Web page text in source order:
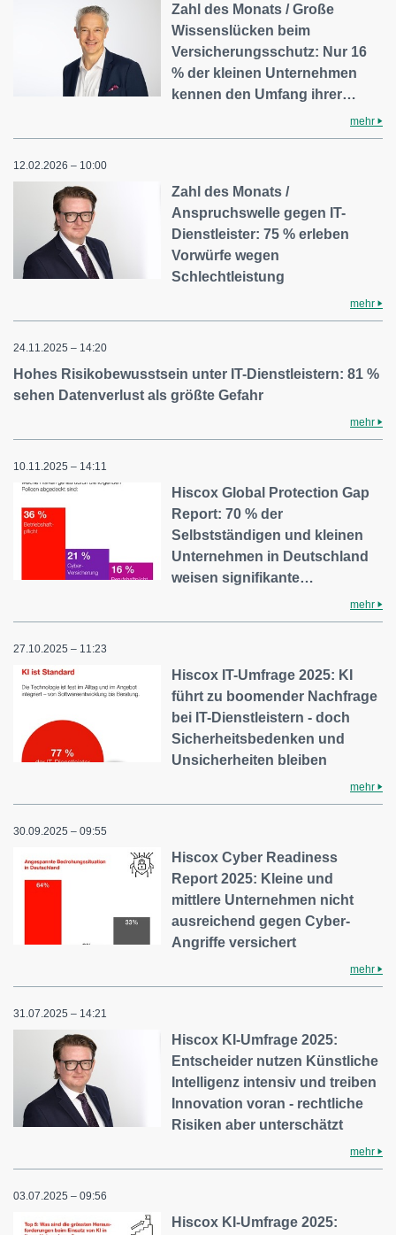
Zahl des Monats / Große
Wissenslücken beim
Versicherungsschutz: Nur 16
% der kleinen Unternehmen
kennen den Umfang ihrer…
mehr
12.02.2026 – 10:00
Zahl des Monats /
Anspruchswelle gegen IT-
Dienstleister: 75 % erleben
Vorwürfe wegen
Schlechtleistung
mehr
24.11.2025 – 14:20
Hohes Risikobewusstsein unter IT-Dienstleistern: 81 %
sehen Datenverlust als größte Gefahr
mehr
10.11.2025 – 14:11
Hiscox Global Protection Gap
Report: 70 % der
Selbstständigen und kleinen
Unternehmen in Deutschland
weisen signifikante…
mehr
27.10.2025 – 11:23
Hiscox IT-Umfrage 2025: KI
führt zu boomender Nachfrage
bei IT-Dienstleistern - doch
Sicherheitsbedenken und
Unsicherheiten bleiben
mehr
30.09.2025 – 09:55
Hiscox Cyber Readiness
Report 2025: Kleine und
mittlere Unternehmen nicht
ausreichend gegen Cyber-
Angriffe versichert
mehr
31.07.2025 – 14:21
Hiscox KI-Umfrage 2025:
Entscheider nutzen Künstliche
Intelligenz intensiv und treiben
Innovation voran - rechtliche
Risiken aber unterschätzt
mehr
03.07.2025 – 09:56
Hiscox KI-Umfrage 2025: